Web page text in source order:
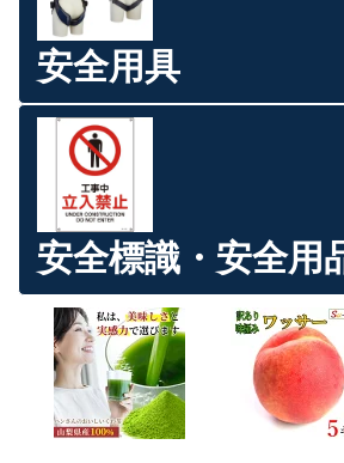
安全用具
安全標識・安全用